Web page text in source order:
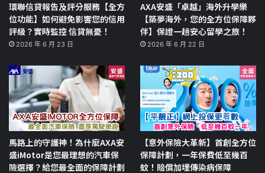
環聯信貸報告及評分服務【全方
位功能】如何避免影響您的信用
評級？實時監控 信貸無憂！
2026 年 6 月 23 日
AXA安盛「卓越」海外升學樂
【築夢海外，您的全方位保障夥
伴】保證一趟安心留學之旅！
2026 年 6 月 22 日
馬路上的守護神！為什麼AXA安
盛iMotor是您最理想的汽車保
險選擇？給您最全面的保障計劃
【意外保險大革新】首創全方位
保障計劃，一年保費低至幾百
蚊！賠償加埋傳染病保障